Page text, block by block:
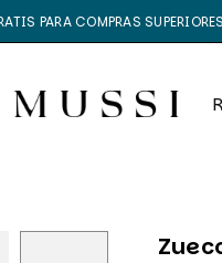
PARA COMPRAS